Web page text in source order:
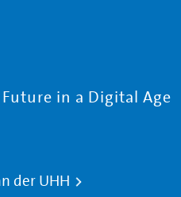
in a Digital Age
der UHH